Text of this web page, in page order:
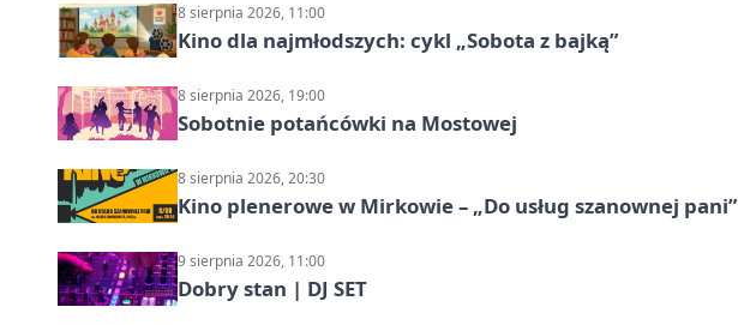
8 sierpnia 2026, 11:00
Kino dla najmłodszych: cykl „Sobota z bajką”
8 sierpnia 2026, 19:00
Sobotnie potańcówki na Mostowej
8 sierpnia 2026, 20:30
Kino plenerowe w Mirkowie – „Do usług szanownej pani”
9 sierpnia 2026, 11:00
Dobry stan | DJ SET